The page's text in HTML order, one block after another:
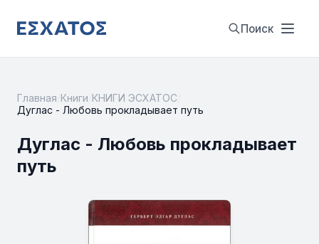
Поиск
Главная Книги КНИГИ ЭСХАТОС
Дуглас - Любовь прокладывает путь
Дуглас - Любовь прокладывает
путь